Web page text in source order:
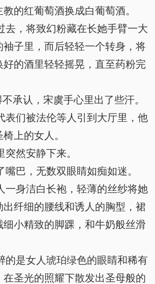
的红葡萄酒换成白葡萄酒。
，将致幻粉藏在长她手臂一大
子里，而后轻轻一个转身，将
好的酒里轻轻摇晃，直至药粉完
认，宋虞手心里出了些汗。
们被法伦等人引到大厅里，他
上的女人。
然安静下来。
巴，无数双眼睛如痴如迷。
身洁白长袍，轻薄的丝纱将她
出纤细的腰线和诱人的胸型，裙
小精致的脚踝，和牛奶般丝滑
是女人琥珀绿色的眼睛和稀有
在圣光的照耀下散发出圣母般的